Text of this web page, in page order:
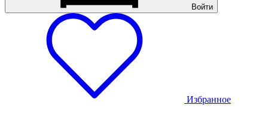
Войти
Избранное